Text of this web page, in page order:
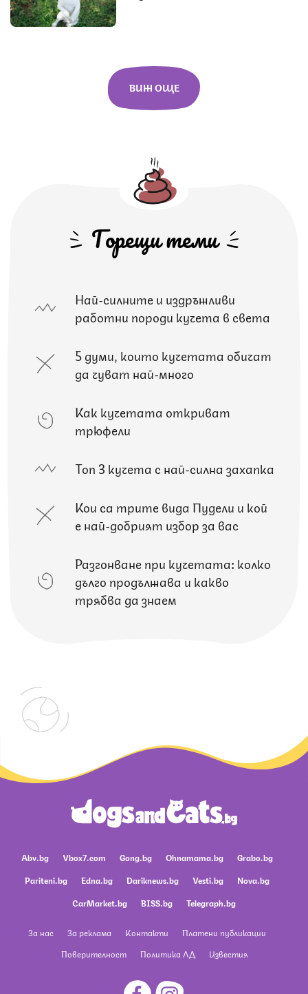
ВИЖ ОЩЕ
Горещи теми
Най-силните и издръжливи
работни породи кучета в света
5 думи, които кучетата обичат
да чуват най-много
Как кучетата откриват
трюфели
Топ 3 кучета с най-силна захапка
Кои са трите вида Пудели и кой
е най-добрият избор за вас
Разгонване при кучетата: колко
дълго продължава и какво
трябва да знаем
Abv.bg Vbox7.com Gong.bg Ohnamama.bg
Grabo.bg
Pariteni.bg
Edna.bg Dariknews.bg Vesti.bg
Nova.bg
CarMarket.bg
BISS.bg Telegraph.bg
За нас За реклама Контакти
Платени публикации
Поверителност
Политика ЛД Известия